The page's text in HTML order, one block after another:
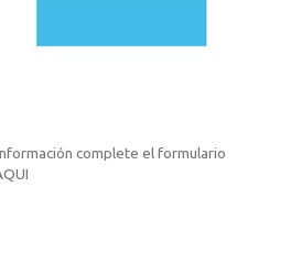
complete el formulario